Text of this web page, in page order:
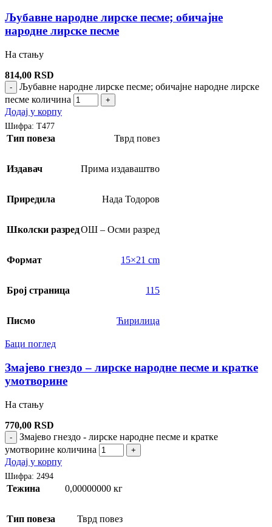
Љубавне народне лирске песме; обичајне
народне лирске песме
На стању
814,00 RSD
-
Љубавне народне лирске песме; обичајне народне лирске
песме количина
+
Додај у корпу
Шифра: Т477
Тип повеза Тврд повез
Издавач Прима издаваштво
Приредила Нада Тодоров
Школски разредОШ – Осми разред
Формат 15×21 cm
Број страница 115
Писмо Ћирилица
Баци поглед
Змајево гнездо – лирске народне песме и кратке
умотворине
На стању
770,00 RSD
-
Змајево гнездо - лирске народне песме и кратке
умотворине количина
+
Додај у корпу
Шифра: 2494
Тежина 0,00000000 кг
Тип повеза Тврд повез